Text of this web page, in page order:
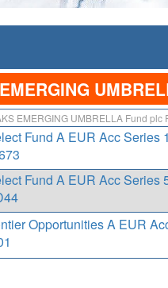
EMERGING UMBRELLA Fund
Fund A EUR Acc Series 1
Fund A EUR Acc Series
Opportunities A EUR